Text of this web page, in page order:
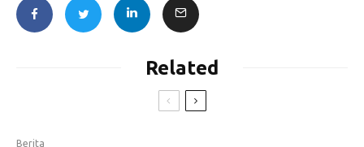
Related
Berita